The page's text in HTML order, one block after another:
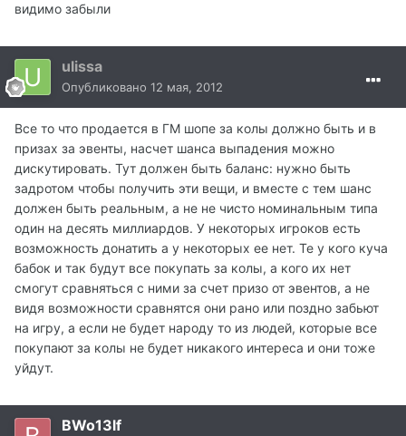
видимо забыли
ulissa
Опубликовано 12 мая, 2012
Все то что продается в ГМ шопе за колы должно быть и в
призах за эвенты, насчет шанса выпадения можно
дискутировать. Тут должен быть баланс: нужно быть
задротом чтобы получить эти вещи, и вместе с тем шанс
должен быть реальным, а не не чисто номинальным типа
один на десять миллиардов. У некоторых игроков есть
возможность донатить а у некоторых ее нет. Те у кого куча
бабок и так будут все покупать за колы, а кого их нет
смогут сравняться с ними за счет призо от эвентов, а не
видя возможности сравнятся они рано или поздно забьют
на игру, а если не будет народу то из людей, которые все
покупают за колы не будет никакого интереса и они тоже
уйдут.
BWo13lf